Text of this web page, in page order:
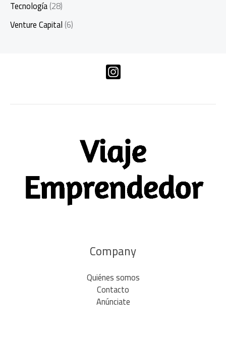
Tecnología(28)
Venture Capital(6)
Company
Quiénes somos
Contacto
Anúnciate